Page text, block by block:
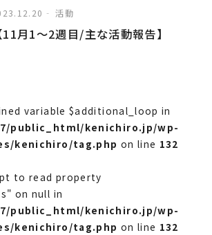
活動
11月1〜2週目/主な活動報告】
variable $additional_loop in
public_html/kenichiro.jp/wp-
kenichiro/tag.php on line 132
to read property
on null in
public_html/kenichiro.jp/wp-
kenichiro/tag.php on line 132